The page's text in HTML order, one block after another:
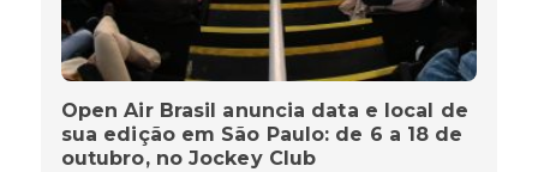
Open Air Brasil anuncia data e local de
sua edição em São Paulo: de 6 a 18 de
outubro, no Jockey Club